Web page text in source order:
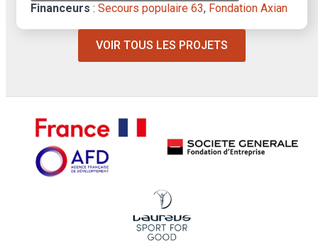
Financeurs : Secours populaire 63, Fondation Axian
VOIR TOUS LES PROJETS